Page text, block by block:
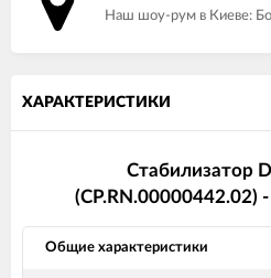
Наш шоу-рум в Киеве:
ХАРАКТЕРИСТИКИ
Стабилизатор
(CP.RN.00000442.02)
Общие характеристики